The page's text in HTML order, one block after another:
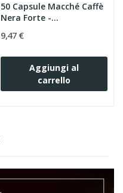
50 Capsule Macché Caffè
Nera Forte -...
9,47 €
Aggiungi al
carrello